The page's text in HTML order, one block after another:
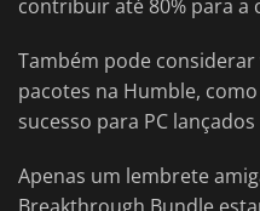
contribuir até 80% para a
Também pode
pacotes na Humble,
sucesso para PC
Apenas um lembrete